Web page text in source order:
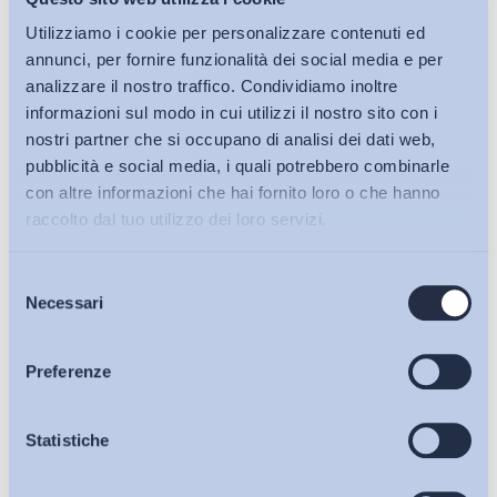
Utilizziamo i cookie per personalizzare contenuti ed
annunci, per fornire funzionalità dei social media e per
analizzare il nostro traffico. Condividiamo inoltre
informazioni sul modo in cui utilizzi il nostro sito con i
nostri partner che si occupano di analisi dei dati web,
pubblicità e social media, i quali potrebbero combinarle
con altre informazioni che hai fornito loro o che hanno
raccolto dal tuo utilizzo dei loro servizi.
delNecessari
Preferenze
Statistiche
Bollettini ADAPT
Articoli
Osservatori
esistere, mediante il deposito del contratto
nell’Archivio del CNEL, ma di possedere una funzione
regolativa credibile. Il decreto-legge n. 62/2026 sembra
infatti segnare il passaggio da un sistema di legittimazione
prevalentemente volontaristico e autoreferenziale della
contrattazione collettiva a un modello nel quale la credibilità
del contratto tende progressivamente a dipendere da
indicatori pubblici di effettiva rappresentatività, applicazione
Il contratto intersettoriale sembra in effetti anche
politica dentro il nuovo assetto istituzionale della
rappresentanza e della contrattazione collettiva che il
L’obiettivo appare duplice. Da un lato evitare che i contratti